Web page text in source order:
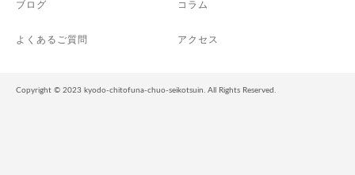
ブログ コラム
よくあるご質問 アクセス
Copyright © 2023 kyodo-chitofuna-chuo-seikotsuin. All Rights Reserved.